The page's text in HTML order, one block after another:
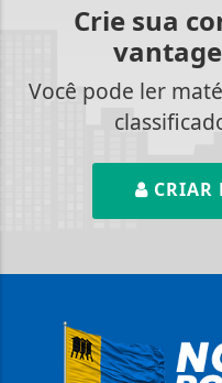
Crie sua
Você pode ler
CRIAR